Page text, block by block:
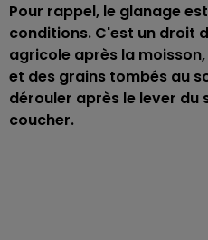
Pour rappel, le glanage
conditions. C'est un droit
agricole après la
et des grains tombés au
dérouler après le lever du
coucher.